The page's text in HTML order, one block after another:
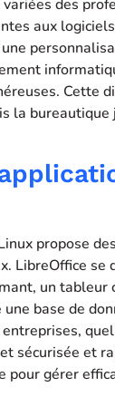
des
aux
Cette
la bureautique
propose
LibreOffice se
un tableur
base de
sécurisée et
pour gérer